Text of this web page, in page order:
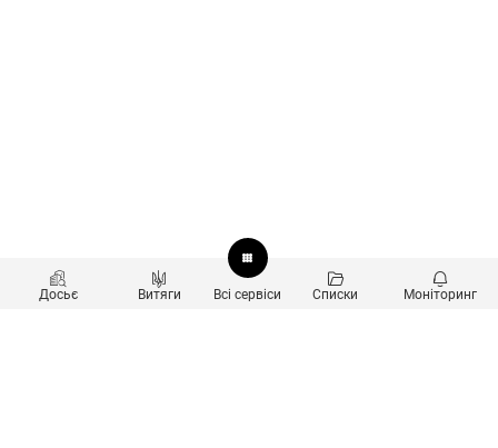
Досьє Витяги Всі сервіси Списки Моніторинг